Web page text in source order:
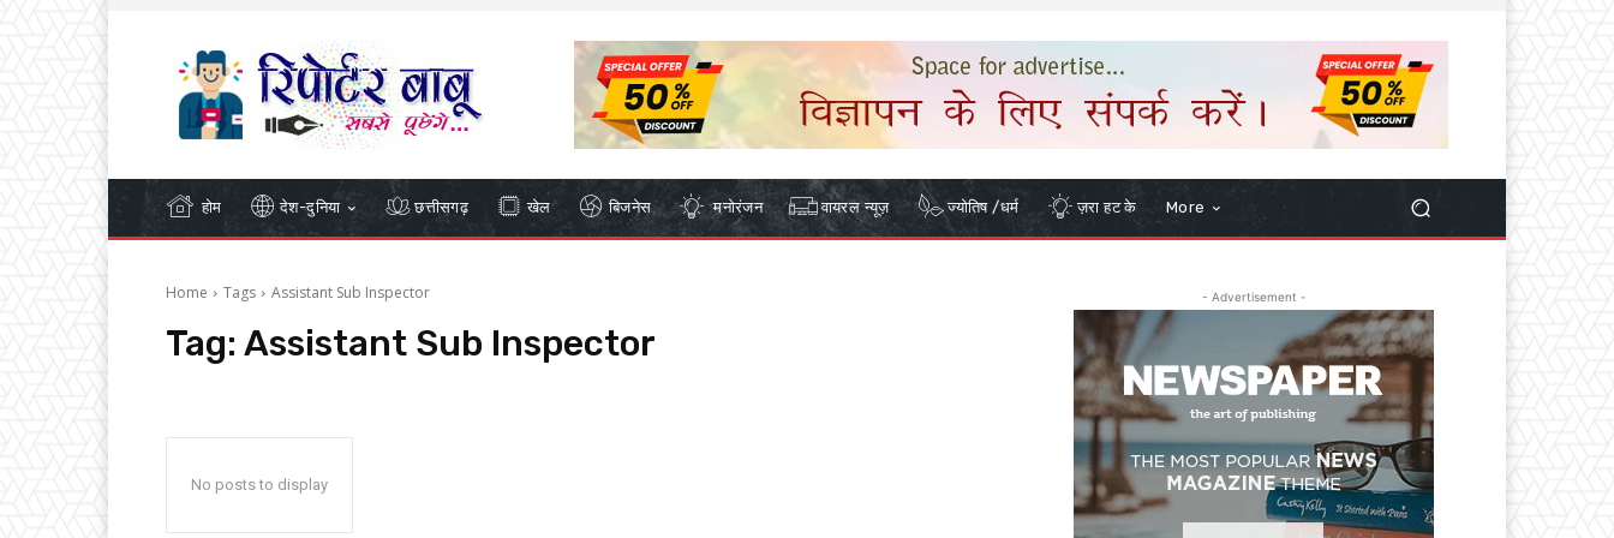
होम देश-दुनिया छत्तीसगढ़ खेल बिजनेस मनोरंजन वायरल न्यूज़ ज्योतिष /धर्म ज़रा हट के More
Home Tags Assistant Sub Inspector
Tag: Assistant Sub Inspector
No posts to display
- Advertisement -